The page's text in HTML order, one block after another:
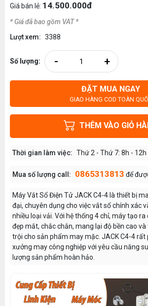
Giá bán lẻ: 14.500.000đ
* Giá đã bao gồm VAT *
Lượt xem: 3388
Số lượng: - +
ĐẶT MUA NGAY
GIAO HÀNG COD TOÀN
THÊM VÀO GIỎ
Thời gian làm việc: Thứ 2 - Thứ 7: 8h -
Mua số lượng call: 0865313813 để
Máy Vắt Sổ Điện Tử JACK C4-4 là thiết bị
đại, chuyên dụng cho việc vắt sổ chính xác
nhiều loại vải. Với hệ thống 4 chỉ, máy tạo
đẹp mắt, chắc chắn, mang lại độ bền cao
trội cho sản phẩm may mặc. JACK C4-4 rất
xưởng may công nghiệp với yêu cầu năng
lượng sản phẩm hoàn hảo.